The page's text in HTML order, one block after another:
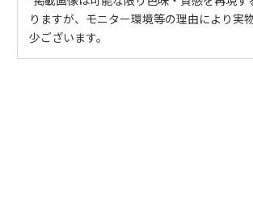
りますが、モニター環境等の理由により実
少ございます。